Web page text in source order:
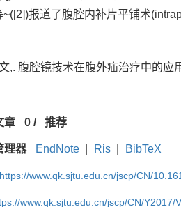
报道了腹腔内补片平铺术
,. 腹腔镜技术在腹外疝治疗中的应
章 0/ 推荐
理器 EndNote Ris BibTeX
https://www.qk.sjtu.edu.cn/jscp/CN/
www.qk.sjtu.edu.cn/jscp/CN/Y2017/